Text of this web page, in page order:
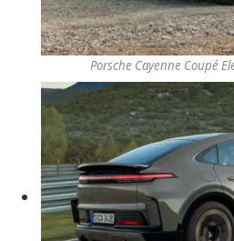
Porsche Cayenne Coupé